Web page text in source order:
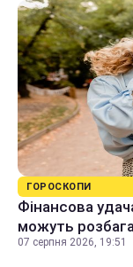
ГОРОСКОПИ
Фінансова
можуть
07 серпня 2026, 19:51